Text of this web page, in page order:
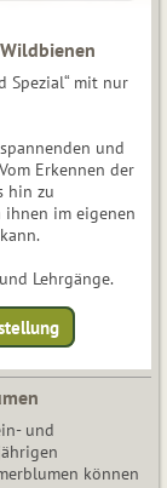
Spezial“ mit nur
und
Erkennen der
hin zu
ihnen im eigenen
Lehrgänge.
und
können